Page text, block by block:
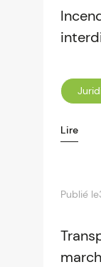
Lire
Publié le